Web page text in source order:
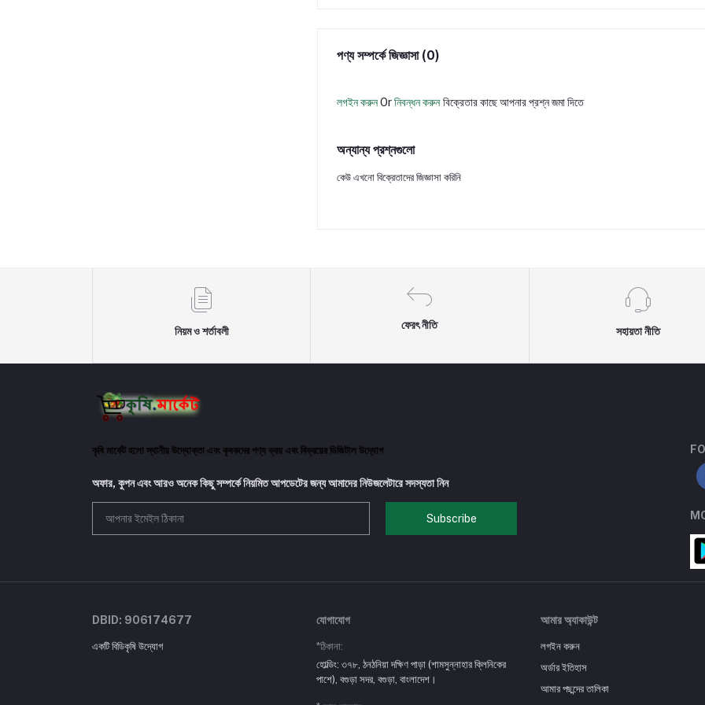
পণ্য সম্পর্কে জিজ্ঞাসা (0)
লগইন করুনOrনিবন্ধন করুন বিক্রেতার কাছে আপনার প্রশ্ন জমা দিতে
অন্যান্য প্রশ্নগুলো
কেউ এখনো বিক্রেতাদের জিজ্ঞাসা করিনি
নিয়ম ও শর্তাবলী
ফেরৎ নীতি
সহায়তা নীতি
কৃষি মার্কেট হলো স্থানীয় উদ্যোক্তা এবং কৃষকদের পণ্য ক্রয় এবং বিক্রয়ের ডিজিটাল উদ্যোগ
অফার, কুপন এবং আরও অনেক কিছু সম্পর্কে নিয়মিত আপডেটের জন্য আমাদের নিউজলেটারে সদস্যতা নিন
Subscribe
DBID: 906174677
একটি বিডিকৃষি উদ্যোগ
যোগাযোগ
*ঠিকানা:
হোল্ডিং: ৩৭৮, ঠনঠনিয়া দক্ষিণ পাড়া (শামসুন্নাহার ক্লিনিকের
পাশে), বগুড়া সদর, বগুড়া, বাংলাদেশ।
আমার অ্যাকাউন্ট
লগইন করুন
অর্ডার ইতিহাস
আমার পছন্দের তালিকা